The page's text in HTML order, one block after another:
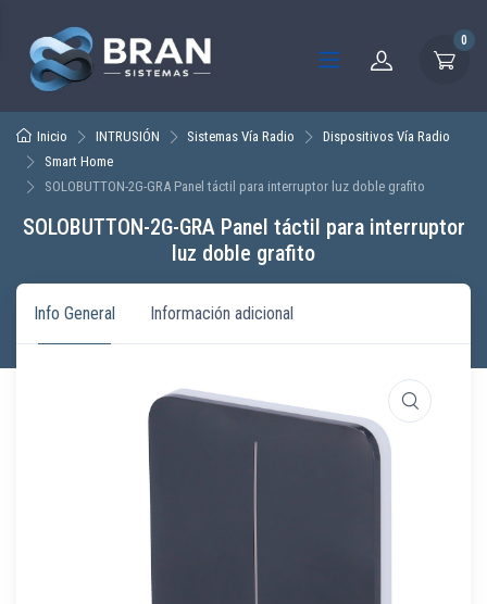
0
Inicio INTRUSIÓN Sistemas Vía Radio
Dispositivos Vía Radio
Smart Home
SOLOBUTTON-2G-GRA Panel táctil para interruptor luz doble grafito
SOLOBUTTON-2G-GRA Panel táctil para interruptor
luz doble grafito
Info General Información adicional